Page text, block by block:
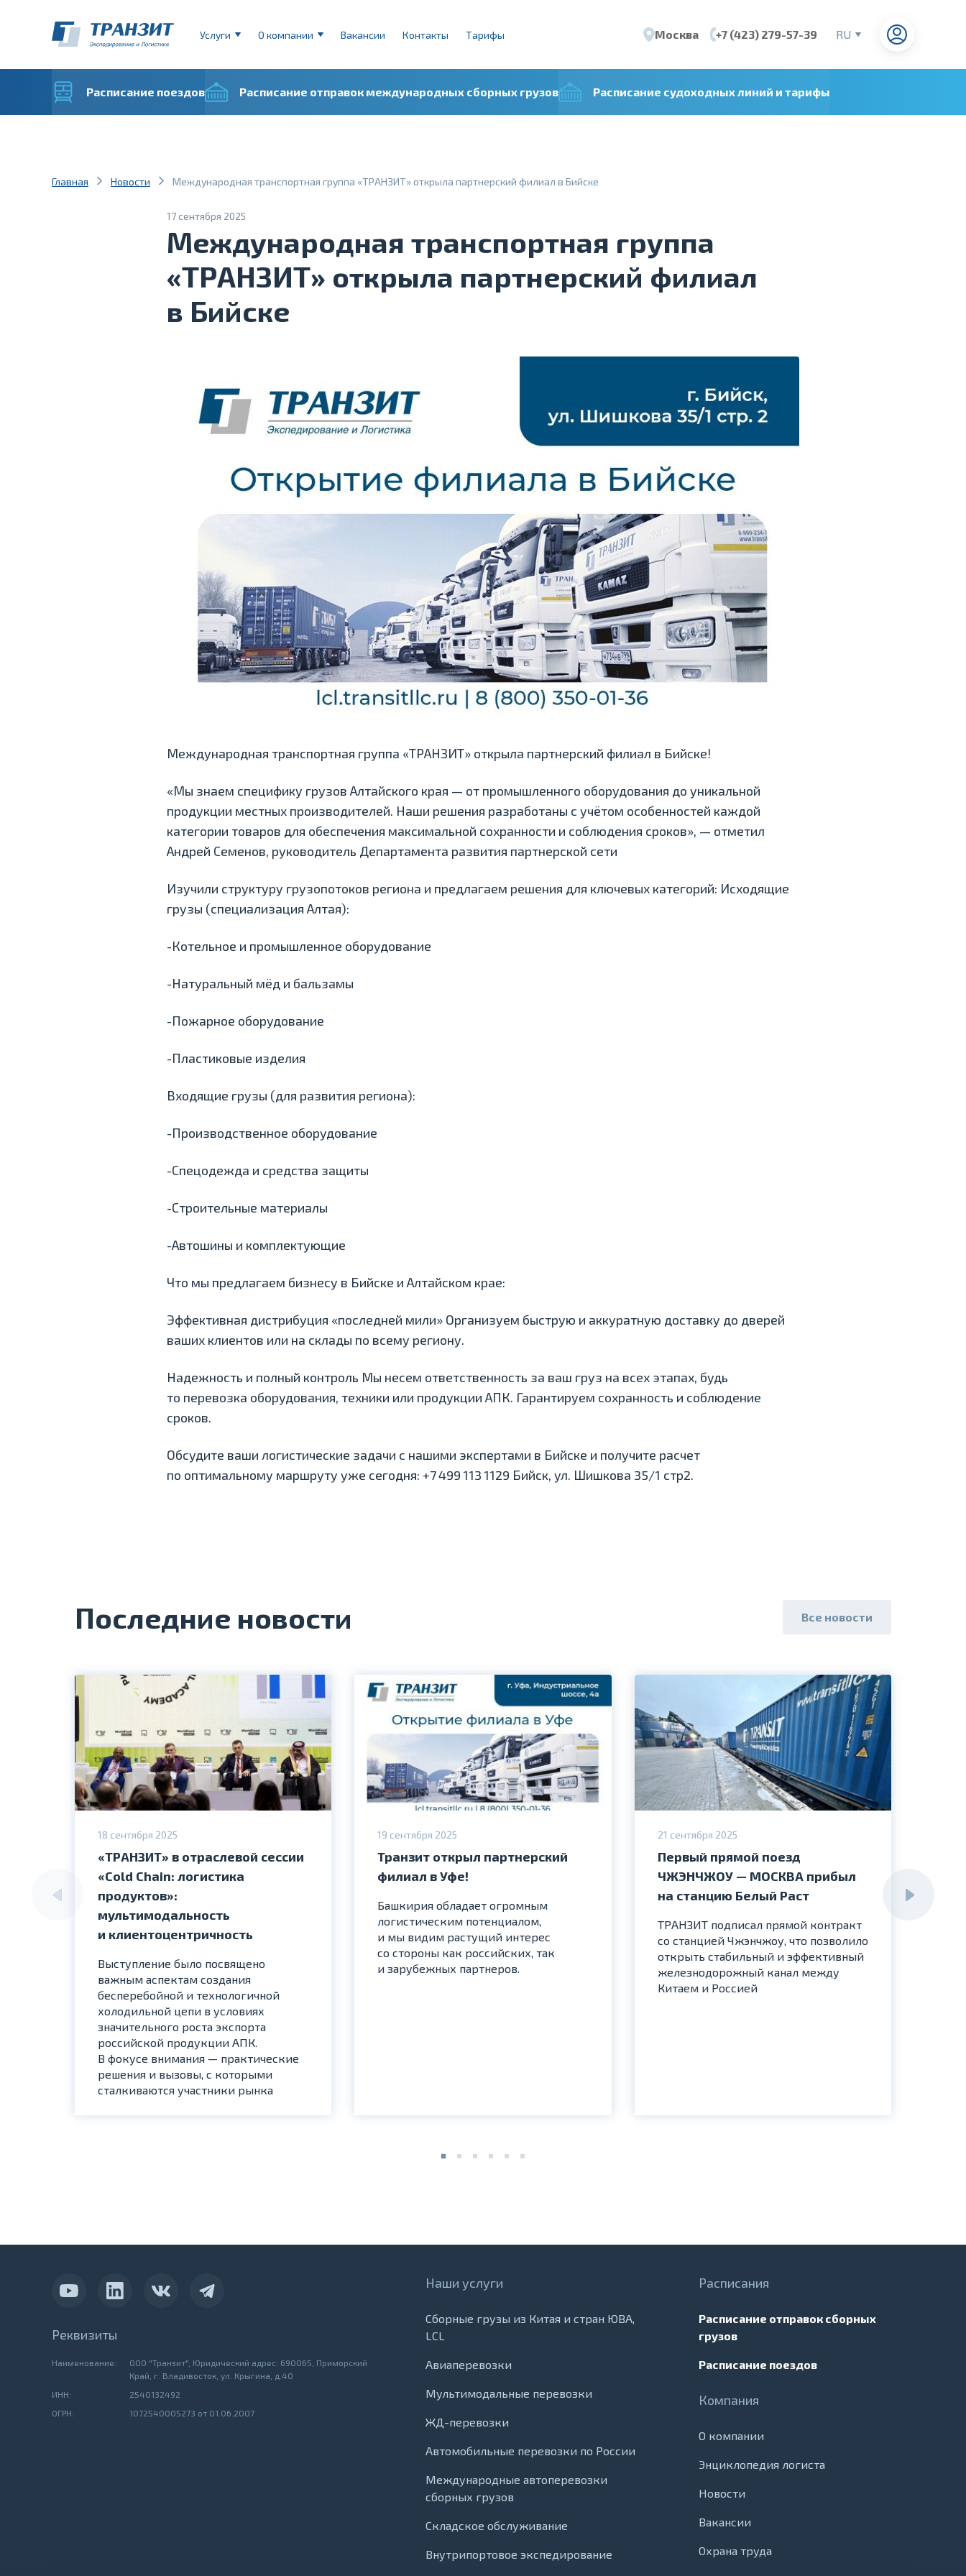
Услуги О компании Вакансии Контакты Тарифы Москва +7 (423) 279-57-39
RU
Расписание поездов Расписание отправок международных сборных грузов Расписание судоходных линий и тарифы
Главная Новости Международная транспортная группа «ТРАНЗИТ» открыла партнерский филиал в Бийске
17 сентября 2025
Международная транспортная группа
«ТРАНЗИТ» открыла партнерский филиал
в Бийске
Международная транспортная группа «ТРАНЗИТ» открыла партнерский филиал в Бийске!
«Мы знаем специфику грузов Алтайского края — от промышленного оборудования до уникальной
продукции местных производителей. Наши решения разработаны с учётом особенностей каждой
категории товаров для обеспечения максимальной сохранности и соблюдения сроков», — отметил
Андрей Семенов, руководитель Департамента развития партнерской сети
Изучили структуру грузопотоков региона и предлагаем решения для ключевых категорий: Исходящие
грузы (специализация Алтая):
-Котельное и промышленное оборудование
-Натуральный мёд и бальзамы
-Пожарное оборудование
-Пластиковые изделия
Входящие грузы (для развития региона):
-Производственное оборудование
-Спецодежда и средства защиты
-Строительные материалы
-Автошины и комплектующие
Что мы предлагаем бизнесу в Бийске и Алтайском крае:
Эффективная дистрибуция «последней мили» Организуем быструю и аккуратную доставку до дверей
ваших клиентов или на склады по всему региону.
Надежность и полный контроль Мы несем ответственность за ваш груз на всех этапах, будь
то перевозка оборудования, техники или продукции АПК. Гарантируем сохранность и соблюдение
сроков.
Обсудите ваши логистические задачи с нашими экспертами в Бийске и получите расчет
по оптимальному маршруту уже сегодня: +7 499 113 1129 Бийск, ул. Шишкова 35/1 стр2.
Последние новости Все новости
18 сентября 2025
«ТРАНЗИТ» в отраслевой сессии
«Cold Chain: логистика
продуктов»:
мультимодальность
и клиентоцентричность
Выступление было посвящено
важным аспектам создания
бесперебойной и технологичной
холодильной цепи в условиях
значительного роста экспорта
российской продукции АПК.
В фокусе внимания — практические
решения и вызовы, с которыми
сталкиваются участники рынка
19 сентября 2025
Транзит открыл партнерский
филиал в Уфе!
Башкирия обладает огромным
логистическим потенциалом,
и мы видим растущий интерес
со стороны как российских, так
и зарубежных партнеров.
21 сентября 2025
Первый прямой поезд
ЧЖЭНЧЖОУ — МОСКВА прибыл
на станцию Белый Раст
ТРАНЗИТ подписал прямой контракт
со станцией Чжэнчжоу, что позволило
открыть стабильный и эффективный
железнодорожный канал между
Китаем и Россией
Наши услуги
Сборные грузы из Китая и стран ЮВА,
LCL
Авиаперевозки
Мультимодальные перевозки
ЖД-перевозки
Автомобильные перевозки по России
Международные автоперевозки
сборных грузов
Складское обслуживание
Внутрипортовое экспедирование
Расписания
Расписание отправок сборных
грузов
Расписание поездов
Компания
О компании
Энциклопедия логиста
Новости
Вакансии
Охрана труда
Реквизиты
Наименование:
ООО "Транзит", Юридический адрес: 690065, Приморский
Край, г. Владивосток, ул. Крыгина, д.40
ИНН:
2540132492
ОГРН:
1072540005273 от 01.06.2007